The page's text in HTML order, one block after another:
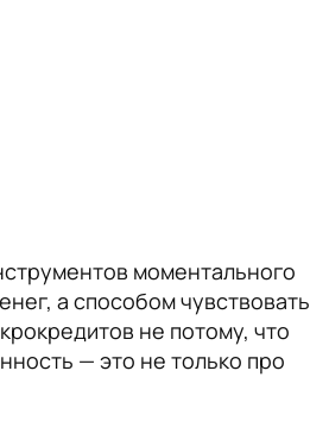
моментального
а способом чувствовать
не потому, что
— это не только про